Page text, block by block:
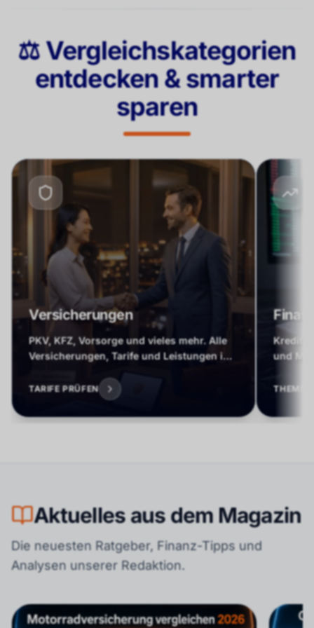
⚖️ Vergleichskategorien
entdecken & smarter
sparen
Versicherungen
PKV, KFZ, Vorsorge und vieles mehr. Alle
Versicherungen, Tarife und Leistungen im
TARIFE PRÜFEN
Kredite,
und
Aktuelles aus dem Magazin
Die neuesten Ratgeber, Finanz-Tipps und
Analysen unserer Redaktion.